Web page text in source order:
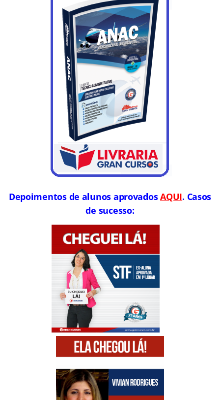
Depoimentos de alunos aprovadosAQUI. Casos
de sucesso: